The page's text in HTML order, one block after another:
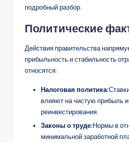
подробный разбор.
Политические
Действия правительства
прибыльность и стабильность
относятся:
Налоговая политика:
влияют на чистую прибыль
реинвестирования.
Законы о труде:Нормы в
минимальной заработной